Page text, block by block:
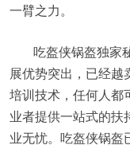
一臂之力。
吃盔侠锅盔独家
展优势突出，已经
培训技术，任何人都
业者提供一站式的扶
业无忧。吃盔侠锅盔